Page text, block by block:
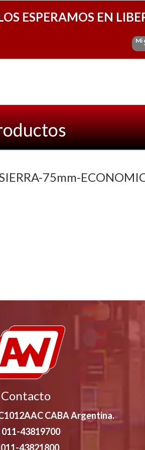
ESPERAMOS EN
Mi
75mm-
Contacto
CABA Argentina.
011-43819700
011-43821800